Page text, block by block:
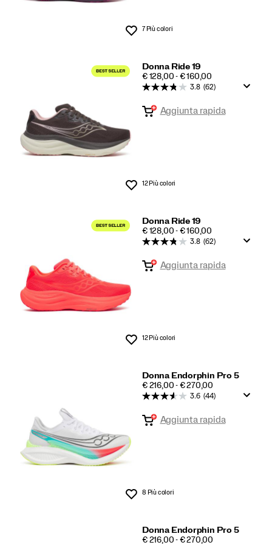
Lista dei desideri
7 Più colori
Donna Ride 19
PRICE
€ 128,00 - € 160,00
Lista dei desideri
3.8 (62)
Aggiunta rapida
12 Più colori
Donna Ride 19
PRICE
€ 128,00 - € 160,00
Lista dei desideri
3.8 (62)
Aggiunta rapida
12 Più colori
Donna Endorphin Pro 5
PRICE
€ 216,00 - € 270,00
Lista dei desideri
3.6 (44)
Aggiunta rapida
8 Più colori
Donna Endorphin Pro 5
PRICE
€ 216,00 - € 270,00